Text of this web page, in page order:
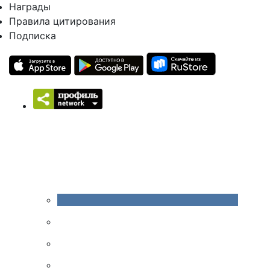
Награды
Правила цитирования
Подписка